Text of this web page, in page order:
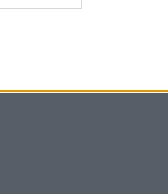
vez haya dejado a
que a partir de